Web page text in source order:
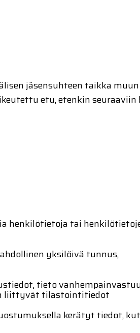
jäsensuhteen taikka
etu, etenkin
henkilötietoja tai
yksilöivä tunnus,
tieto
liittyvät tilastointitiedot
kerätyt tiedot,